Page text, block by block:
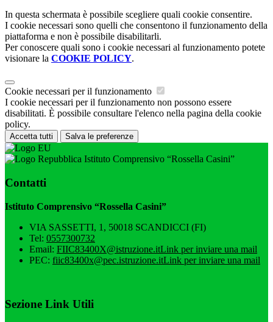
In questa schermata è possibile scegliere quali cookie consentire.
I cookie necessari sono quelli che consentono il funzionamento della
piattaforma e non è possibile disabilitarli.
Per conoscere quali sono i cookie necessari al funzionamento potete
visionare la COOKIE POLICY.
Cookie necessari per il funzionamento
I cookie necessari per il funzionamento non possono essere
disabilitati. È possibile consultare l'elenco nella pagina della cookie
policy.
Accetta tutti Salva le preferenze
Istituto Comprensivo “Rossella Casini”
Contatti
Istituto Comprensivo “Rossella Casini”
VIA SASSETTI, 1, 50018 SCANDICCI (FI)
Tel: 0557300732
Email: FIIC83400X@istruzione.itLink per inviare una mail
PEC: fiic83400x@pec.istruzione.itLink per inviare una mail
Sezione Link Utili